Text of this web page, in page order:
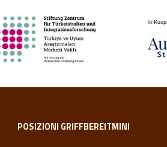
POSIZIONI GRIFFBEREITMINI